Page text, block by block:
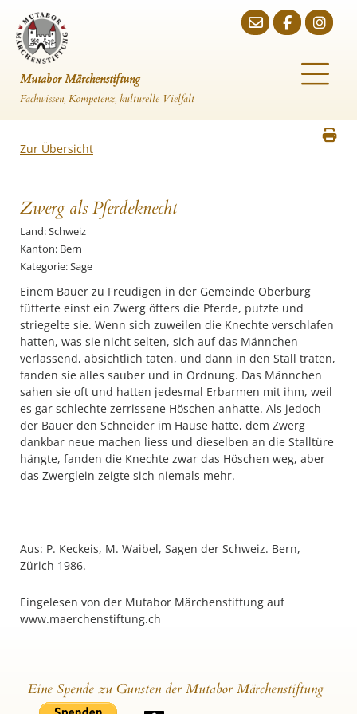
Mutabor Märchenstiftung
Fachwissen, Kompetenz, kulturelle Vielfalt
Zur Übersicht
Zwerg als Pferdeknecht
Land: Schweiz
Kanton: Bern
Kategorie: Sage
Einem Bauer zu Freudigen in der Gemeinde Oberburg
fütterte einst ein Zwerg öfters die Pferde, putzte und
striegelte sie. Wenn sich zuweilen die Knechte verschlafen
hatten, was sie nicht selten, sich auf das Männchen
verlassend, absichtlich taten, und dann in den Stall traten,
fanden sie alles sauber und in Ordnung. Das Männchen
sahen sie oft und hatten jedesmal Erbarmen mit ihm, weil
es gar schlechte zerrissene Höschen anhatte. Als jedoch
der Bauer den Schneider im Hause hatte, dem Zwerg
dankbar neue machen liess und dieselben an die Stalltüre
hängte, fanden die Knechte zwar das Höschen weg, aber
das Zwerglein zeigte sich niemals mehr.
Aus: P. Keckeis, M. Waibel, Sagen der Schweiz. Bern,
Zürich 1986.
Eingelesen von der Mutabor Märchenstiftung auf
www.maerchenstiftung.ch
Eine Spende zu Gunsten der Mutabor Märchenstiftung